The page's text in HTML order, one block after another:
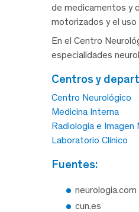
de medicamentos y
motorizados y el
En el Centro
especialidades
centros y
Centro Neurológico
Medicina Interna
Radiología e Imagen
Laboratorio Clínico
fuentes:
neurologia.com
cun.es